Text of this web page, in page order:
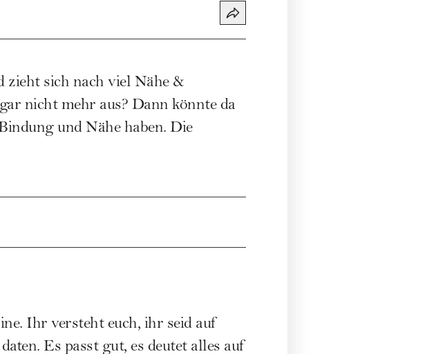
zieht sich nach viel Nähe &
nicht mehr aus? Dann könnte da
und Nähe haben. Die
Ihr versteht euch, ihr seid auf
Es passt gut, es deutet alles auf